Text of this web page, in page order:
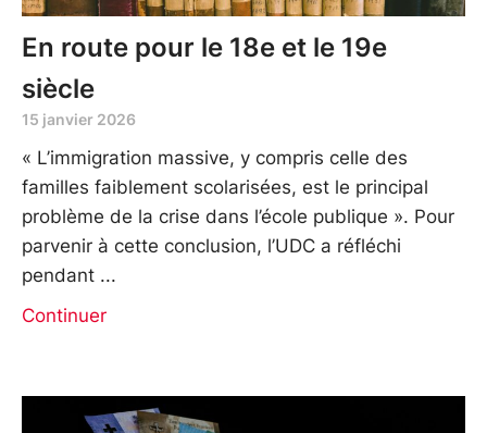
En route pour le 18e et le 19e
siècle
15 janvier 2026
« L’immigration massive, y compris celle des
familles faiblement scolarisées, est le principal
problème de la crise dans l’école publique ». Pour
parvenir à cette conclusion, l’UDC a réfléchi
pendant
Continuer